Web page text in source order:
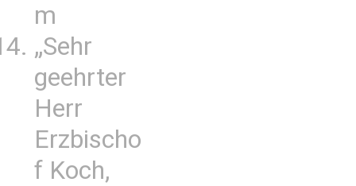
m
„Sehr
geehrter
Herr
Erzbischo
f Koch,